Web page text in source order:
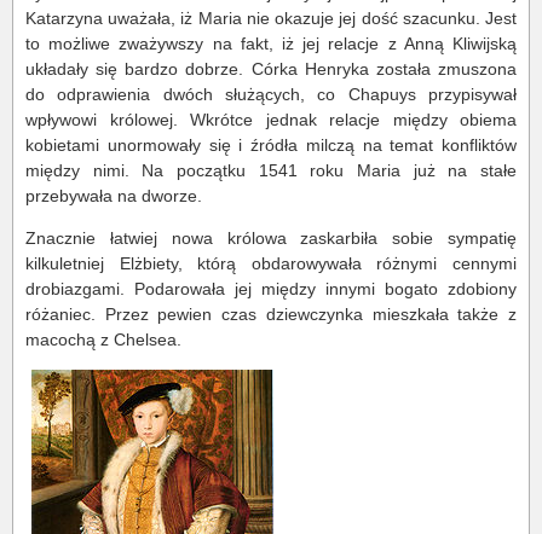
Katarzyna uważała, iż Maria nie okazuje jej dość szacunku. Jest
to możliwe zważywszy na fakt, iż jej relacje z Anną Kliwijską
układały się bardzo dobrze. Córka Henryka została zmuszona
do odprawienia dwóch służących, co Chapuys przypisywał
wpływowi królowej. Wkrótce jednak relacje między obiema
kobietami unormowały się i źródła milczą na temat konfliktów
między nimi. Na początku 1541 roku Maria już na stałe
przebywała na dworze.
Znacznie łatwiej nowa królowa zaskarbiła sobie sympatię
kilkuletniej Elżbiety, którą obdarowywała różnymi cennymi
drobiazgami. Podarowała jej między innymi bogato zdobiony
różaniec. Przez pewien czas dziewczynka mieszkała także z
macochą z Chelsea.